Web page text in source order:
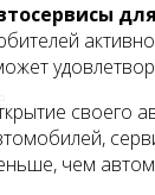
своего
чем